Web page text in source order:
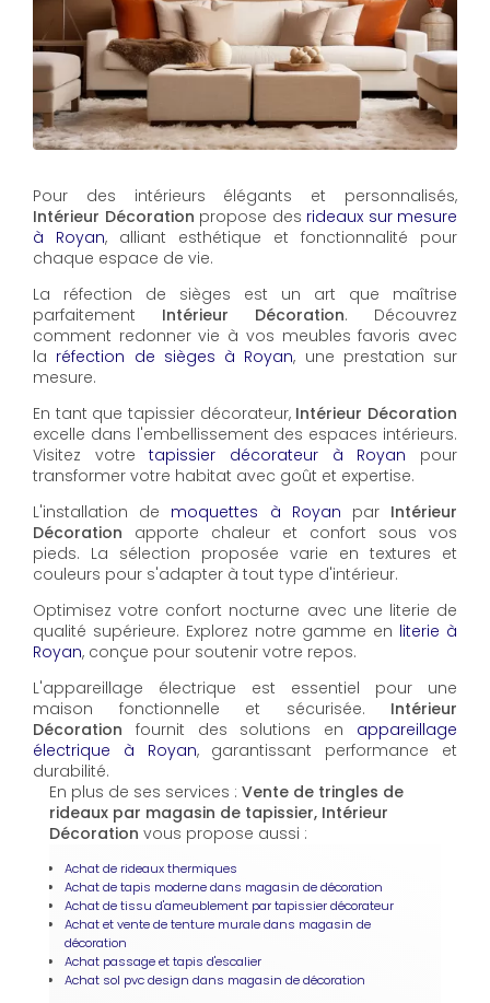
Pour des intérieurs élégants et personnalisés,
Intérieur Décoration propose des rideaux sur mesure
à Royan, alliant esthétique et fonctionnalité pour
chaque espace de vie.
La réfection de sièges est un art que maîtrise
parfaitement Intérieur Décoration. Découvrez
comment redonner vie à vos meubles favoris avec
la réfection de sièges à Royan, une prestation sur
mesure.
En tant que tapissier décorateur, Intérieur Décoration
excelle dans l'embellissement des espaces intérieurs.
Visitez votretapissier décorateur à Royan pour
transformer votre habitat avec goût et expertise.
L'installation de moquettes à Royan par Intérieur
Décoration apporte chaleur et confort sous vos
pieds. La sélection proposée varie en textures et
couleurs pour s'adapter à tout type d'intérieur.
Optimisez votre confort nocturne avec une literie de
qualité supérieure. Explorez notre gamme en literie à
Royan, conçue pour soutenir votre repos.
L'appareillage électrique est essentiel pour une
maison fonctionnelle et sécurisée. Intérieur
Décoration fournit des solutions en appareillage
électrique à Royan, garantissant performance et
durabilité.
En plus de ses services : Vente de tringles de
rideaux par magasin de tapissier, Intérieur
Décoration vous propose aussi :
Achat de rideaux thermiques
Achat de tapis moderne dans magasin de décoration
Achat de tissu d'ameublement par tapissier décorateur
Achat et vente de tenture murale dans magasin de
décoration
Achat passage et tapis d'escalier
Achat sol pvc design dans magasin de décoration